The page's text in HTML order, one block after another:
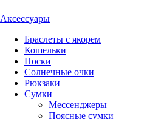
Аксессуары
Браслеты с якорем
Кошельки
Носки
Солнечные очки
Рюкзаки
Сумки
Мессенджеры
Поясные сумки